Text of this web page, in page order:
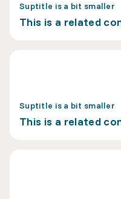
Suptitle is a bit smaller
This is a related
Suptitle is a bit smaller
This is a related